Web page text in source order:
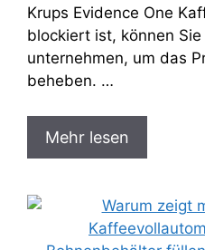
Krups Evidence One
blockiert ist, können
unternehmen, um das
beheben. …
Mehr lesen